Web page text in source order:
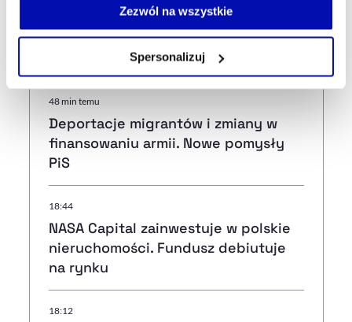
możesz łatwo zarządzać swoimi uprawnieniami, np. we
własnej przeglądarce internetowej lub po wybraniu opcji
naszejPolityce Prywatności
Zezwól na wszystkie
Spersonalizuj
Orlen rozpycha się za granicą. Wyniki
polskiego giganta zaskoczyły rynek
48 min temu
Deportacje migrantów i zmiany w
finansowaniu armii. Nowe pomysły
PiS
18:44
NASA Capital zainwestuje w polskie
nieruchomości. Fundusz debiutuje
na rynku
18:12